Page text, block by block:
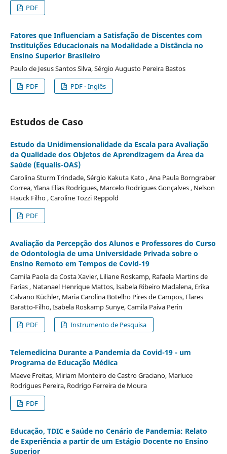
PDF
Fatores que Influenciam a Satisfação de Discentes com
Instituições Educacionais na Modalidade a Distância no
Ensino Superior Brasileiro
Paulo de Jesus Santos Silva, Sérgio Augusto Pereira Bastos
PDF
PDF - Inglês
Estudos de Caso
Estudo da Unidimensionalidade da Escala para Avaliação
da Qualidade dos Objetos de Aprendizagem da Área da
Saúde (Equalis-OAS)
Carolina Sturm Trindade, Sérgio Kakuta Kato , Ana Paula Borngraber
Correa, Ylana Elias Rodrigues, Marcelo Rodrigues Gonçalves , Nelson
Hauck Filho , Caroline Tozzi Reppold
PDF
Avaliação da Percepção dos Alunos e Professores do Curso
de Odontologia de uma Universidade Privada sobre o
Ensino Remoto em Tempos de Covid-19
Camila Paola da Costa Xavier, Liliane Roskamp, Rafaela Martins de
Farias , Natanael Henrique Mattos, Isabela Ribeiro Madalena, Erika
Calvano Küchler, Maria Carolina Botelho Pires de Campos, Flares
Baratto-Filho, Isabela Roskamp Sunye, Camila Paiva Perin
PDF
Instrumento de Pesquisa
Telemedicina Durante a Pandemia da Covid-19 - um
Programa de Educação Médica
Maeve Freitas, Miriam Monteiro de Castro Graciano, Marluce
Rodrigues Pereira, Rodrigo Ferreira de Moura
PDF
Educação, TDIC e Saúde no Cenário de Pandemia: Relato
de Experiência a partir de um Estágio Docente no Ensino
Superior